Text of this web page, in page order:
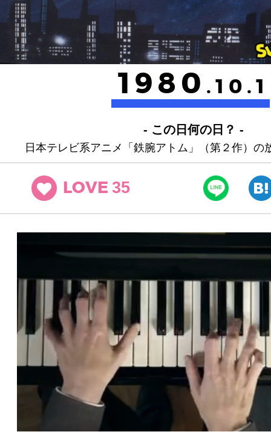
1980 .10.1
- この日何の日？ -
日本テレビ系アニメ「鉄腕アトム」（第２作）の
LOVE 35